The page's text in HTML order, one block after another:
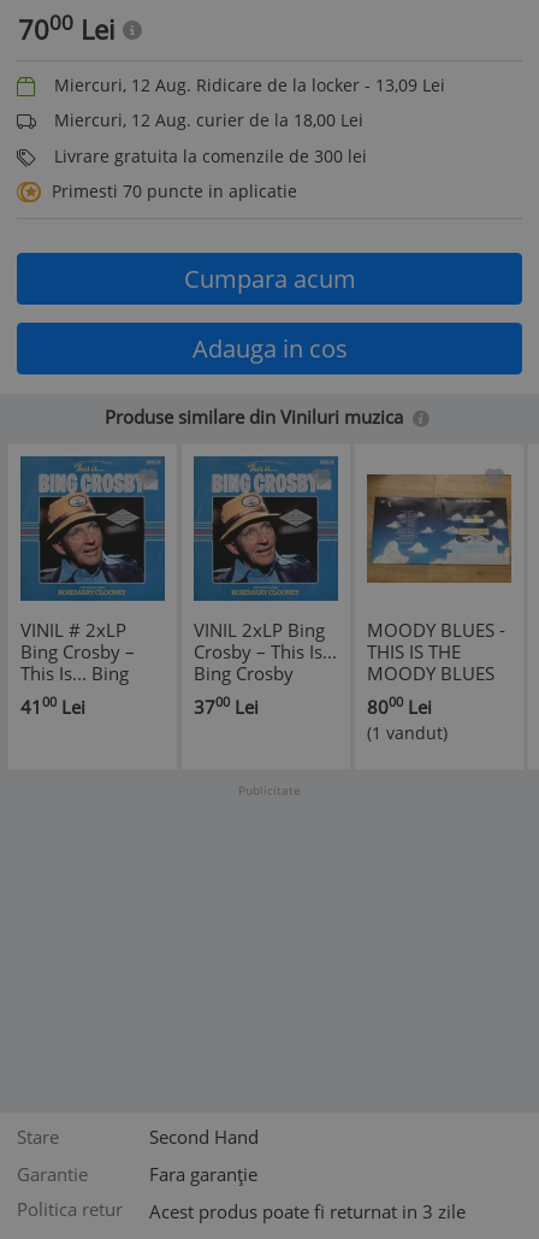
7000 Lei
Miercuri, 12 Aug. Ridicare de la locker - 13,09 Lei
Miercuri, 12 Aug. curier de la 18,00 Lei
Livrare gratuita la comenzile de 300 lei
Primesti 70 puncte in aplicatie
Cumpara acum
Adauga in cos
Produse similare din Viniluri muzica
VINIL # 2xLP
Bing Crosby ‎–
This Is... Bing
Crosby (EX)
41 00 Lei
VINIL 2xLP Bing
Crosby ‎– This Is...
Bing Crosby
(VG+)
3700 Lei
MOODY BLUES -
THIS IS THE
MOODY BLUES
(2LP,2 viniluri,
vinil
8000 Lei
(1 vandut)
Publicitate
Stare
Second Hand
Garantie
Fara garanție
Politica retur
Acest produs poate fi returnat in 3 zile